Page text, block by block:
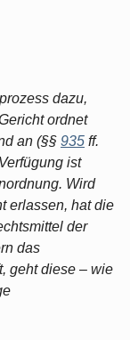
dazu,
ordnet
an (§§ 935 ff.
ist
Wird
erlassen, hat die
der
das
geht diese – wie